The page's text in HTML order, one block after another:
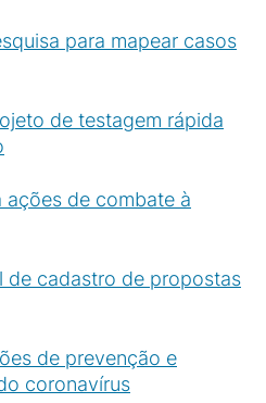
para mapear casos
de testagem rápida
ações de combate à
de cadastro de propostas
de prevenção e
coronavírus